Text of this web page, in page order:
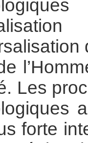
Les
forte